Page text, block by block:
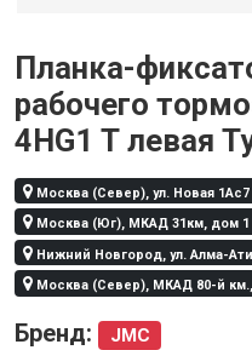
Планка-
рабочего
4НG1 Т левая
Москва (Север), ул. Новая 1Ас7
Москва (Юг), МКАД 31км, дом 1
Нижний Новгород, ул. Алма-
Москва (Север), МКАД 80-й км.,
Бренд: JMC